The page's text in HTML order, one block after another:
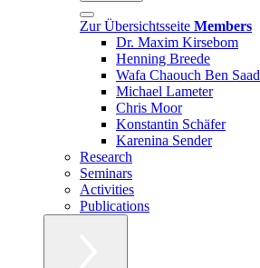
Zur Übersichtsseite Members
Dr. Maxim Kirsebom
Henning Breede
Wafa Chaouch Ben Saad
Michael Lameter
Chris Moor
Konstantin Schäfer
Karenina Sender
Research
Seminars
Activities
Publications